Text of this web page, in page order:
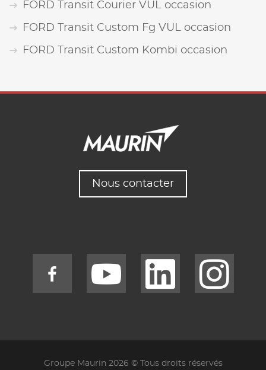
FORD Transit Courier VUL occasion
FORD Transit Custom Fg VUL occasion
FORD Transit Custom Kombi occasion
Nous contacter
Groupe Maurin 2026 © Tous droits réservés